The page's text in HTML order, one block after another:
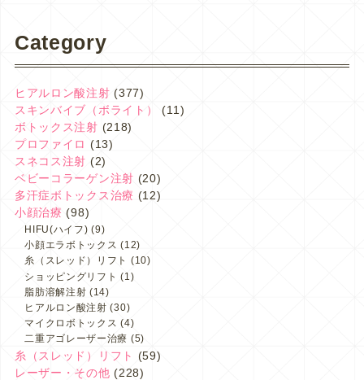
Category
ヒアルロン酸注射 (377)
スキンバイブ（ボライト）
(11)
ボトックス注射 (218)
プロファイロ (13)
スネコス注射 (2)
ベビーコラーゲン注射 (20)
多汗症ボトックス治療 (12)
小顔治療 (98)
HIFU(ハイフ) (9)
小顔エラボトックス (12)
糸（スレッド）リフト (10)
ショッピングリフト (1)
脂肪溶解注射 (14)
ヒアルロン酸注射 (30)
マイクロボトックス (4)
二重アゴレーザー治療 (5)
糸（スレッド）リフト
(59)
レーザー・その他 (228)